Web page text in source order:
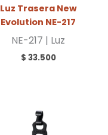
Luz Trasera New
Evolution NE-217
NE-217 | Luz
$ 33.500